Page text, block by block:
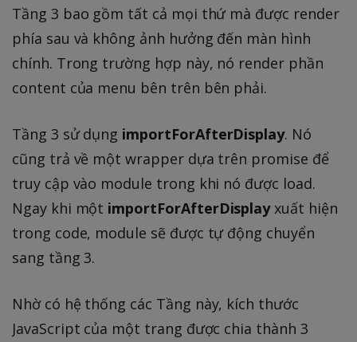
Tầng 3 bao gồm tất cả mọi thứ mà được render
phía sau và không ảnh hưởng đến màn hình
chính. Trong trường hợp này, nó render phần
content của menu bên trên bên phải.
Tầng 3 sử dụng importForAfterDisplay. Nó
cũng trả về một wrapper dựa trên promise để
truy cập vào module trong khi nó được load.
Ngay khi một importForAfterDisplayxuất hiện
trong code, module sẽ được tự động chuyển
sang tầng 3.
Nhờ có hệ thống các Tầng này, kích thước
JavaScript của một trang được chia thành 3